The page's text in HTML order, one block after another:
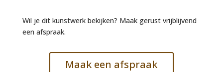
Wil je dit kunstwerk bekijken? Maak gerust vrijblijvend
een afspraak.
Maak een afspraak